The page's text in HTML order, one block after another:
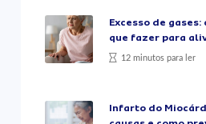
Excesso de
que fazer para
12 minutos para ler
Infarto do